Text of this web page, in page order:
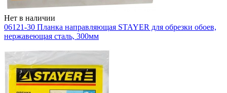
Нет в наличии
06121-30 Планка направляющая STAYER для обрезки обоев,
нержавеющая сталь, 300мм